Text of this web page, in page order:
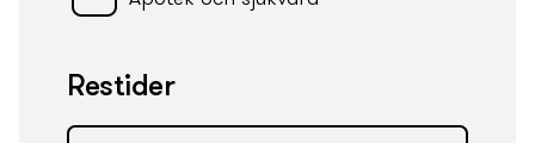
Restider